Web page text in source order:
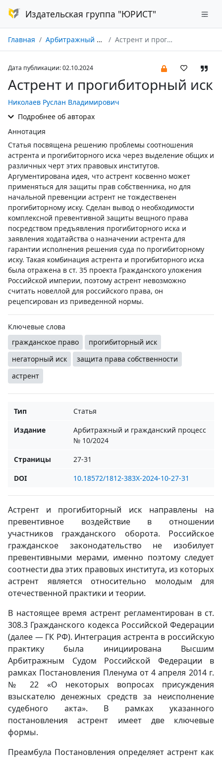
Издательская группа "ЮРИСТ"
Главная Арбитражный и гражданский процесс № 10/2024 Астрент и прогибиторный иск
Дата публикации: 02.10.2024
Астрент и прогибиторный иск
Николаев Руслан Владимирович
Подробнее об авторах
Аннотация
Статья посвящена решению проблемы соотношения
астрента и прогибиторного иска через выделение общих и
различных черт этих правовых институтов.
Аргументирована идея, что астрент косвенно может
применяться для защиты прав собственника, но для
начальной превенции астрент не тождественен
прогибиторному иску. Сделан вывод о необходимости
комплексной превентивной защиты вещного права
посредством предъявления прогибиторного иска и
заявления ходатайства о назначении астрента для
гарантии исполнения решения суда по прогибиторному
иску. Такая комбинация астрента и прогибиторного иска
была отражена в ст. 35 проекта Гражданского уложения
Российской империи, поэтому астрент невозможно
считать новеллой для российского права, он
рецепсирован из приведенной нормы.
Ключевые слова
гражданское право
прогибиторный иск
негаторный иск
защита права собственности
астрент
Тип
Статья
Издание
Арбитражный и гражданский процесс
№ 10/2024
Страницы
27-31
DOI
10.18572/1812-383X-2024-10-27-31
Астрент и прогибиторный иск направлены на
превентивное воздействие в отношении
участников гражданского оборота. Российское
гражданское законодательство не изобилует
превентивными мерами, именно поэтому следует
соотнести два этих правовых института, из которых
астрент является относительно молодым для
отечественной практики и теории.
В настоящее время астрент регламентирован в ст.
308.3 Гражданского кодекса Российской Федерации
(далее — ГК РФ). Интеграция астрента в российскую
практику была инициирована Высшим
Арбитражным Судом Российской Федерации в
рамках Постановления Пленума от 4 апреля 2014 г.
№ 22 «О некоторых вопросах присуждения
взыскателю денежных средств за неисполнение
судебного акта». В рамках указанного
постановления астрент имеет две ключевые
формы.
Преамбула Постановления определяет астрент как